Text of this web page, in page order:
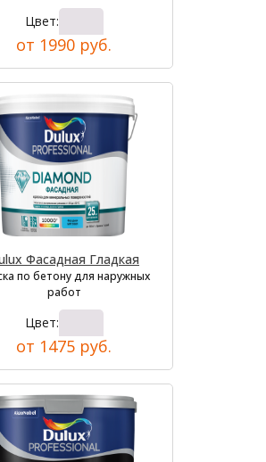
Цвет:
от 1990 руб.
Фасадная Гладкая
по бетону для наружных
работ
Цвет:
от 1475 руб.